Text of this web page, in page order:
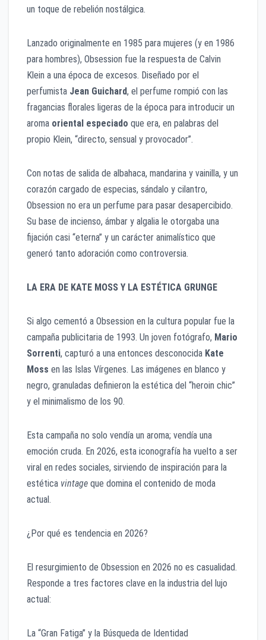
un toque de rebelión nostálgica.
Lanzado originalmente en 1985 para mujeres (y en 1986
para hombres), Obsession fue la respuesta de Calvin
Klein a una época de excesos. Diseñado por el
perfumista Jean Guichard, el perfume rompió con las
fragancias florales ligeras de la época para introducir un
aroma oriental especiado que era, en palabras del
propio Klein, “directo, sensual y provocador”.
Con notas de salida de albahaca, mandarina y vainilla, y un
corazón cargado de especias, sándalo y cilantro,
Obsession no era un perfume para pasar desapercibido.
Su base de incienso, ámbar y algalia le otorgaba una
fijación casi “eterna” y un carácter animalístico que
generó tanto adoración como controversia.
LA ERA DE KATE MOSS Y LA ESTÉTICA GRUNGE
Si algo cementó a Obsession en la cultura popular fue la
campaña publicitaria de 1993. Un joven fotógrafo, Mario
Sorrenti, capturó a una entonces desconocida Kate
Moss en las Islas Vírgenes. Las imágenes en blanco y
negro, granuladas definieron la estética del “heroin chic”
y el minimalismo de los 90.
Esta campaña no solo vendía un aroma; vendía una
emoción cruda. En 2026, esta iconografía ha vuelto a ser
viral en redes sociales, sirviendo de inspiración para la
estética vintage que domina el contenido de moda
actual.
¿Por qué es tendencia en 2026?
El resurgimiento de Obsession en 2026 no es casualidad.
Responde a tres factores clave en la industria del lujo
actual:
La “Gran Fatiga” y la Búsqueda de Identidad